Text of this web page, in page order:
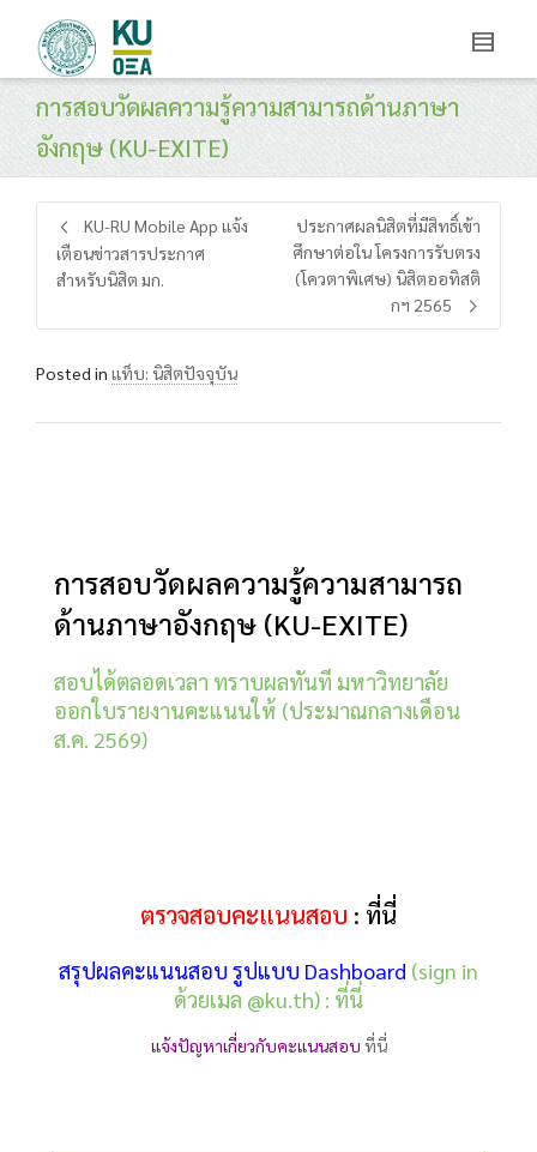
การสอบวัดผลความรู้ความสามารถด้านภาษา
อังกฤษ (KU-EXITE)
KU-RU Mobile App แจ้ง
เตือนข่าวสารประกาศ
สำหรับนิสิต มก.
ประกาศผลนิสิตที่มีสิทธิ์เข้า
ศึกษาต่อใน โครงการรับตรง
(โควตาพิเศษ) นิสิตออทิสติ
กฯ 2565
Posted in แท็บ: นิสิตปัจจุบัน
การสอบวัดผลความรู้ความสามารถ
ด้านภาษาอังกฤษ (KU-EXITE)
สอบได้ตลอดเวลา ทราบผลทันที มหาวิทยาลัย
ออกใบรายงานคะแนนให้ (ประมาณกลางเดือน
ส.ค. 2569)
ตรวจสอบคะแนนสอบ : ที่นี่
สรุปผลคะแนนสอบ รูปแบบ Dashboard (sign in
ด้วยเมล @ku.th) : ที่นี่
แจ้งปัญหาเกี่ยวกับคะแนนสอบ ที่นี่